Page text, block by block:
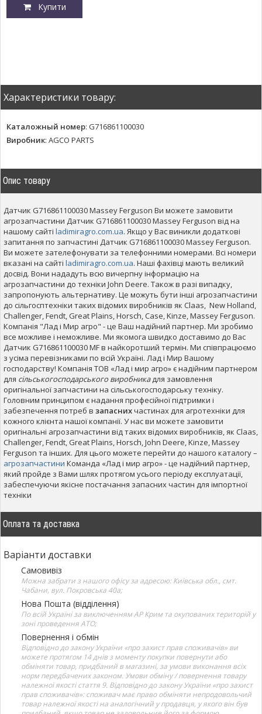
Купити
Характеристики товару:
Каталожный номер: G716861100030
Виробник: AGCO PARTS
Опис товару
Датчик G716861100030 Massey Ferguson Ви можете замовити
агрозапчастини Датчик G716861100030 Massey Ferguson від на
нашому сайті ladimiragro.com.ua. Якщо у Вас виникли додаткові
запитання по запчастині Датчик G716861100030 Massey Ferguson.
Ви можете зателефонувати за телефонними номерами. Всі номери
вказані на сайті ladimiragro.com.ua. Наші фахівці мають великий
досвід. Вони нададуть всю вичерпну інформацію на
агрозапчастини до техніки John Deere. Також в разі випадку,
запропонують альтернативу. Це можуть бути інші агрозапчастини
до сільгосптехніки таких відомих виробників як Claas, New Holland,
Challenger, Fendt, Great Plains, Horsch, Case, Kinze, Massey Ferguson.
Компанія "Лад і Мир агро" - це Ваш надійний партнер. Ми зробимо
все можливе і неможливе. Ми якомога швидко доставимо до Вас
Датчик G716861100030 MF в найкоротший термін. Ми співпрацюємо
з усіма перевізниками по всій Україні. Лад і Мир Вашому
господарству! Компанія ТОВ «Лад і мир агро» є надійним партнером
для сільськогосподарського виробникадля замовлення
оригінальної запчастини на сільськогосподарську техніку.
Головним принципом є надання професійної підтримки і
забезпечення потреб в запаснихчастинах для агротехніки для
кожного клієнта нашої компанії. У нас ви можете замовити
оригінальні агрозапчастини від таких відомих виробників, як Claas,
Challenger, Fendt, Great Plains, Horsch, John Deere, Kinze, Massey
Ferguson та інших. Для цього можете перейти до нашого каталогу –
агрозапчастини Команда «Лад і мир агро» - це надійний партнер,
який пройде з Вами шлях протягом усього періоду експлуатації,
забеспечуючи якісне постачання запасних частин для імпортної
техніки
Оплата та доставка
Варіанти доставки
Самовивіз
Можна забрати з нашого офісу за адресою: Київська обл., смт.
Чабани, вул. Покровська 40а;
Нова Пошта (відділення)
По всій Україні за виключенням АР Крим та окупованих територій у
зоні проведення АТО;
Повернення і обмін
Відповідно до закону України «про захист прав споживачів» ви
можете протягом 14 днів з моменту покупки повернути або
обміняти товар, придбаний в магазині, за умови виконання всіх
норм передбачених законом. Умови обміну / повернення товару
належної якості стаття 9. Відповідно до закону України «про захист
прав споживачів»: споживач має право обміняти непродовольчий
товар належної якості на аналогічний у продавця, у якого він був